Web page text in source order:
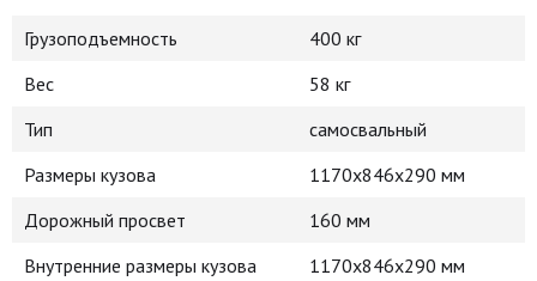
Грузоподъемность
400 кг
Вес
58 кг
Тип
самосвальный
Размеры кузова
1170x846x290 мм
Дорожный просвет
160 мм
Внутренние размеры кузова
1170x846x290 мм